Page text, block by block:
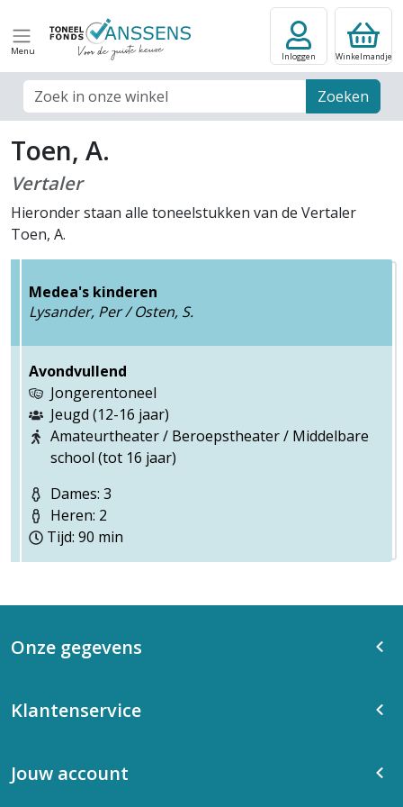
Menu
Zoek veld Zoeken
Inloggen Winkelmandje
Toen, A.
Vertaler
Hieronder staan alle toneelstukken van de Vertaler
Toen, A.
Medea's kinderen
Lysander, Per / Osten, S.
Avondvullend
Jongerentoneel
Jeugd (12-16 jaar)
Amateurtheater / Beroepstheater / Middelbare
school (tot 16 jaar)
Dames: 3
Heren: 2
Tijd: 90 min
Onze gegevens
Klantenservice
Jouw account